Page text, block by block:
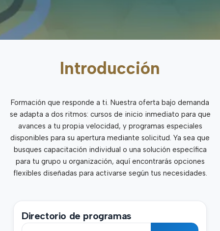
Introducción
Formación que responde a ti. Nuestra oferta bajo demanda
se adapta a dos ritmos: cursos de inicio inmediato para que
avances a tu propia velocidad, y programas especiales
disponibles para su apertura mediante solicitud. Ya sea que
busques capacitación individual o una solución específica
para tu grupo u organización, aquí encontrarás opciones
flexibles diseñadas para activarse según tus necesidades.
Directorio de programas